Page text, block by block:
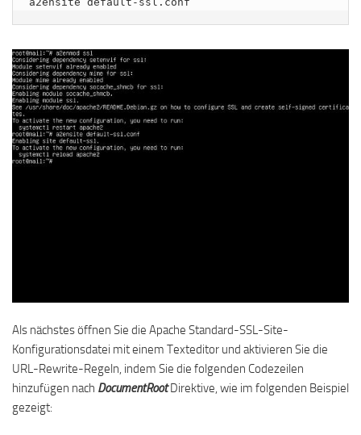
Als nächstes öffnen Sie die Apache Standard-SSL-Site-
Konfigurationsdatei mit einem Texteditor und aktivieren Sie die
URL-Rewrite-Regeln, indem Sie die folgenden Codezeilen
hinzufügen nach DocumentRootDirektive, wie im folgenden Beispiel
gezeigt: